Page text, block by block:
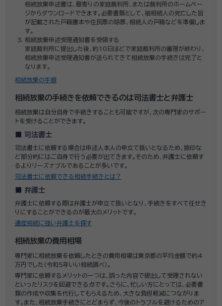
相続放棄申述書は、最寄りの家庭裁判所、または裁判所のホームペー
ジからダウンロードできます。必要書類として、被相続人の死亡した旨
が記載された戸籍謄本や住民票の除票、相続人の戸籍などを準備しま
す。
相続放棄申述受理通知書を受領する
家庭裁判所に提出した後、約10日ほどで家庭裁判所の審理が終わり、
相続放棄申述受理通知書が送られてきて相続放棄の手続きは完了と
なります。
相続放棄の手順
相続放棄の手続きを依頼できるのは司法書士と弁護士
相続放棄は自分自身で手続きすることも可能ですが、次の専門家のサポー
トを受けることができます。
司法書士
司法書士に依頼する場合は申述人本人の申立て扱いとなるため、捺印な
ど部分的にはご自身で行う必要が出てきます。そのため、弁護士に依頼す
るよりリーズナブルであることが多いです。
司法書士に依頼できる相続手続きとは？
弁護士
弁護士に依頼する際は弁護士が申立て扱いとなり、手続きをすべて任せき
りにすることができるのが最大のメリットです。
遺産相続に強い弁護士を探す
相続放棄の費用相場
専門家に相続放棄を依頼したときの費用相場は東京都の平均金額で約4
万円でした（令和5年いい相続調べ）。
専門家に依頼するメリットの一つは、誤った内容で提出して受理されない
といったリスクを回避できる点です。さらに、忙しい方にとっては、必要書
類の作成や収集を代行してもらえるため、大きな負担軽減につながりま
す。また、相続放棄手続きにとどまらず、今後のトラブルを避けるためのア